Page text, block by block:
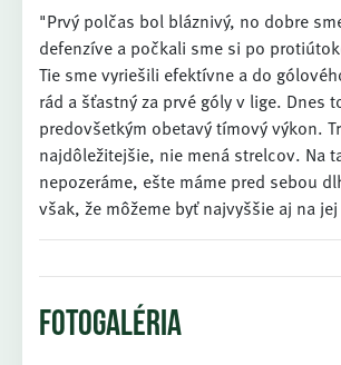
"Prvý polčas bol bláznivý, no dobre
defenzíve a počkali sme si po
Tie sme vyriešili efektívne a do
rád a šťastný za prvé góly v lige. Dnes
predovšetkým obetavý tímový výkon.
najdôležitejšie, nie mená strelcov. Na
nepozeráme, ešte máme pred sebou
však, že môžeme byť najvyššie aj na
FOTOGALÉRIA